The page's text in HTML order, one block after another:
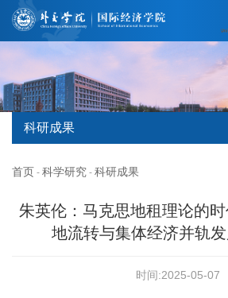
科研成果
首页 - 科学研究 - 科研成果
朱英伦：马克思地租理论的
地流转与集体经济并轨
时间:2025-05-07